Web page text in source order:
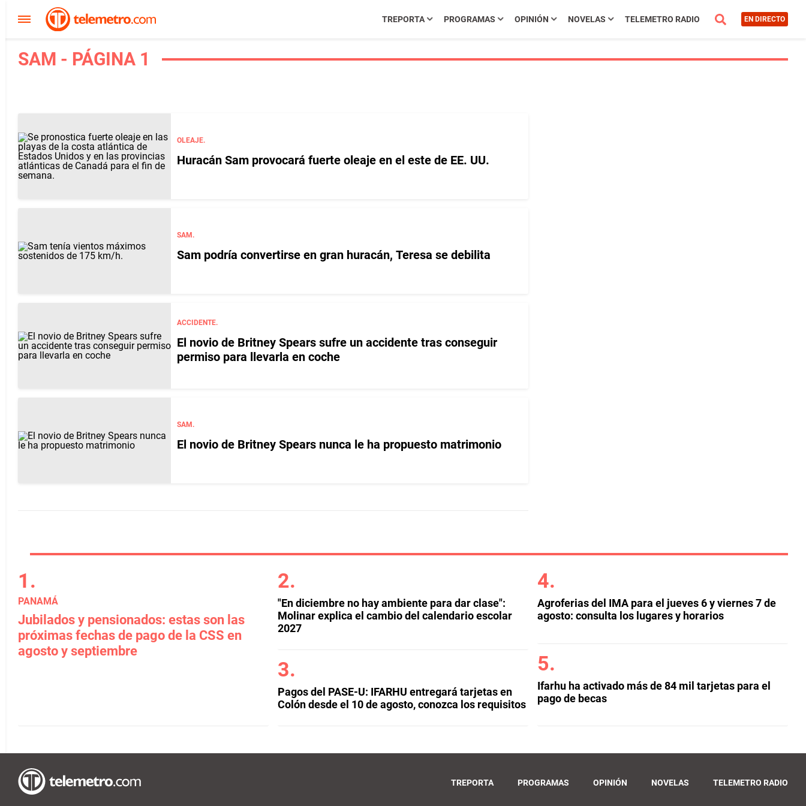
TREPORTA PROGRAMAS OPINIÓN NOVELAS TELEMETRO RADIO EN DIRECTO
SAM - PÁGINA 1
OLEAJE.
Huracán Sam provocará fuerte oleaje en el este de EE. UU.
SAM.
Sam podría convertirse en gran huracán, Teresa se debilita
ACCIDENTE.
El novio de Britney Spears sufre un accidente tras conseguir
permiso para llevarla en coche
SAM.
El novio de Britney Spears nunca le ha propuesto matrimonio
PANAMÁ
Jubilados y pensionados: estas son las
próximas fechas de pago de la CSS en
agosto y septiembre
"En diciembre no hay ambiente para dar clase":
Molinar explica el cambio del calendario escolar
2027
Pagos del PASE-U: IFARHU entregará tarjetas en
Colón desde el 10 de agosto, conozca los requisitos
Agroferias del IMA para el jueves 6 y viernes 7 de
agosto: consulta los lugares y horarios
Ifarhu ha activado más de 84 mil tarjetas para el
pago de becas
TREPORTA PROGRAMAS OPINIÓN NOVELAS TELEMETRO RADIO